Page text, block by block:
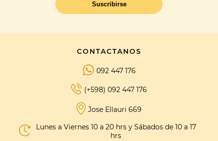
Suscribirse
CONTACTANOS
092 447 176
(+598) 092 447 176
Jose Ellauri 669
Lunes a Viernes 10 a 20 hrs y Sábados de 10 a 17
hrs